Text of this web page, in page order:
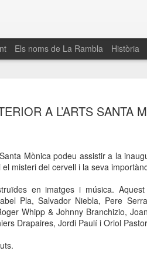
A L’ARTS SANTA
Mònica podeu assistir a la
misteri del cervell i la seva
en imatges i música.
Pla, Salvador Niebla, Pere
Whipp & Johnny Branchizio,
Drapaires, Jordi Paulí i Oriol
Els noms de La Rambla Història
30
La Rambla
la població sobre l’esclerosi múltiple
Gòtic
dissabte 16 de maig tindrà lloc la quarta
solidari ‘Fem Paelles a La
iniciativa té el propòsit de donar